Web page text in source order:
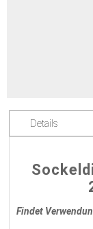
Details
Findet